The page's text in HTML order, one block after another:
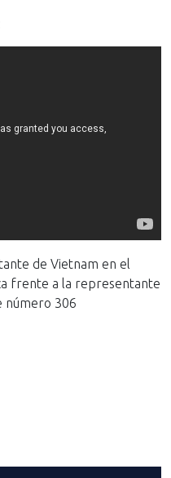
de Vietnam en el
frente a la representante
número 306